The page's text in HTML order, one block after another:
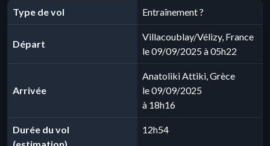
Type de vol Entraînement ?
Départ
Villacoublay/Vélizy, France
le 09/09/2025 à 05h22
Arrivée
Anatoliki Attiki, Grèce
le 09/09/2025
à 18h16
Durée du vol
12h54